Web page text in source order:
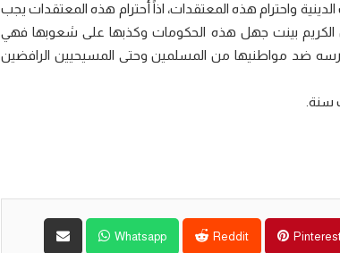
واحترام هذه المعتقدات، اذاً أحترام هذه المعتقدات يجب
الكريم بينت جهل هذه الحكومات وكذبها على شعوبها فهي
ضد مواطنيها من المسلمين وحتى المسيحيين الرافضين
سنة.
Reddit
Whatsapp